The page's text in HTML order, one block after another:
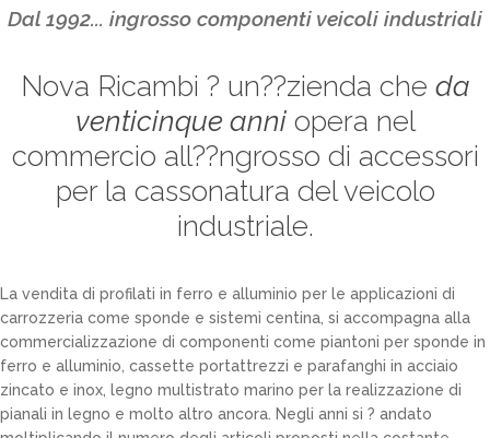
Dal 1992... ingrosso componenti veicoli industriali
Nova Ricambi ? un??zienda che da
venticinque anniopera nel
commercio all??ngrosso di accessori
per la cassonatura del veicolo
industriale.
La vendita di profilati in ferro e alluminio per le applicazioni di
carrozzeria come sponde e sistemi centina, si accompagna alla
commercializzazione di componenti come piantoni per sponde in
ferro e alluminio, cassette portattrezzi e parafanghi in acciaio
zincato e inox, legno multistrato marino per la realizzazione di
pianali in legno e molto altro ancora. Negli anni si ? andato